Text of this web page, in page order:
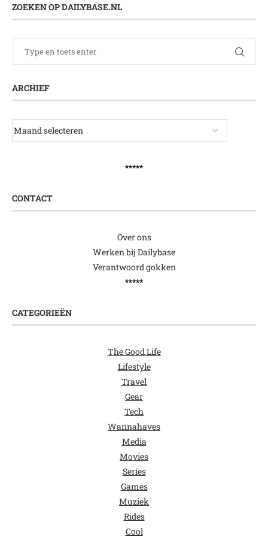
ZOEKEN OP DAILYBASE.NL
ARCHIEF
*****
CONTACT
Over ons
Werken bij Dailybase
Verantwoord gokken
*****
CATEGORIEËN
The Good Life
Lifestyle
Travel
Gear
Tech
Wannahaves
Media
Movies
Series
Games
Muziek
Rides
Cool